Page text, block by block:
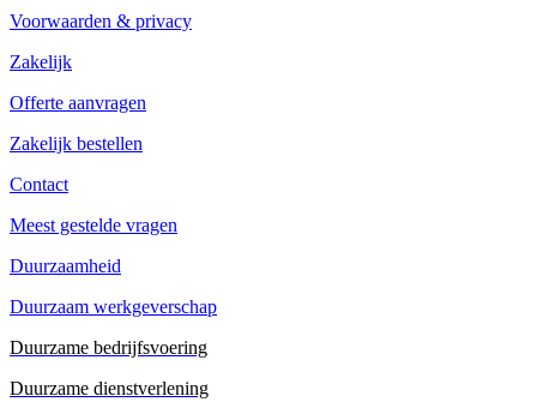
Voorwaarden & privacy
Zakelijk
Offerte aanvragen
Zakelijk bestellen
Contact
Meest gestelde vragen
Duurzaamheid
Duurzaam werkgeverschap
Duurzame bedrijfsvoering
Duurzame dienstverlening